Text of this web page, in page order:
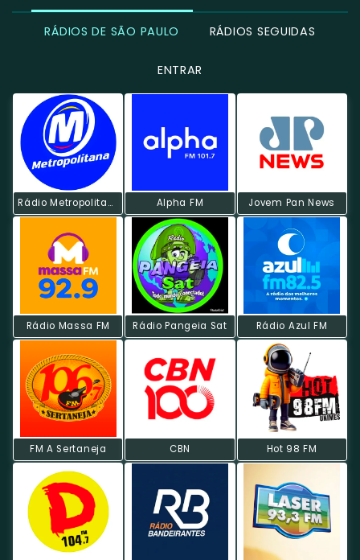
RÁDIOS DE SÃO PAULO RÁDIOS SEGUIDAS
ENTRAR
Rádio Metropolitana POP Alpha FM Jovem Pan News
Rádio Massa FM Rádio Pangeia Sat Rádio Azul FM
FM A Sertaneja CBN Hot 98 FM